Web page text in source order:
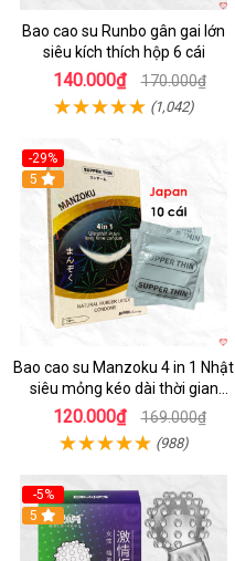
Bao cao su Runbo gân gai lớn
siêu kích thích hộp 6 cái
140.000₫ 170.000₫
(1,042)
-29%
5
Bao cao su Manzoku 4 in 1 Nhật
siêu mỏng kéo dài thời gian
chính hãng
120.000₫ 169.000₫
(988)
-5%
5